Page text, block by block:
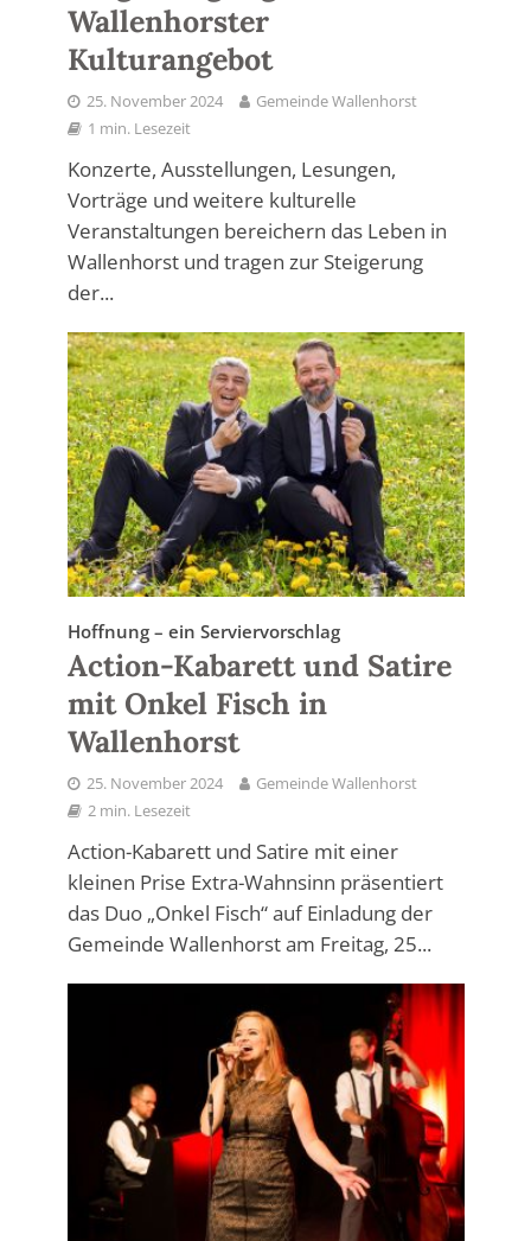
Wallenhorster
Kulturangebot
25. November 2024
Gemeinde Wallenhorst
1 min. Lesezeit
Konzerte, Ausstellungen, Lesungen,
Vorträge und weitere kulturelle
Veranstaltungen bereichern das Leben in
Wallenhorst und tragen zur Steigerung
der...
Hoffnung – ein Serviervorschlag
Action-Kabarett und Satire
mit Onkel Fisch in
Wallenhorst
25. November 2024
Gemeinde Wallenhorst
2 min. Lesezeit
Action-Kabarett und Satire mit einer
kleinen Prise Extra-Wahnsinn präsentiert
das Duo „Onkel Fisch“ auf Einladung der
Gemeinde Wallenhorst am Freitag, 25...